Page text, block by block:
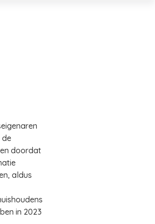
de
doordat
aldus
in 2023